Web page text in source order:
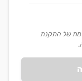
של התקנת
כל הדרך